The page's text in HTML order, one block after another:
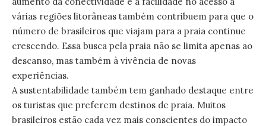
várias regiões litorâneas também contribuem para que o
número de brasileiros que viajam para a praia continue
crescendo. Essa busca pela praia não se limita apenas ao
descanso, mas também à vivência de novas
experiências.
A sustentabilidade também tem ganhado destaque entre
os turistas que preferem destinos de praia. Muitos
brasileiros estão cada vez mais conscientes do impacto